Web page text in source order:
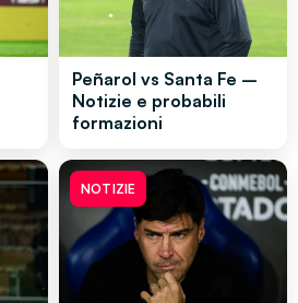
Peñarol vs Santa Fe –
Notizie e probabili
formazioni
NOTIZIE